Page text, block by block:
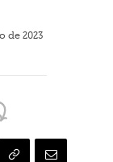
de 2023